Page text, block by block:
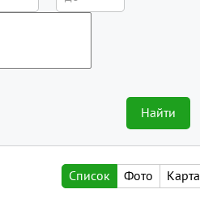
Найти
Список Фото Карта